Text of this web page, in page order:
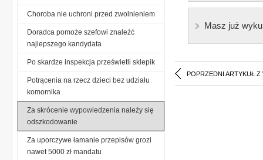
Masz już
POPRZEDNI ARTYKUŁ Z
Choroba nie uchroni przed zwolnieniem
Doradca pomoże szefowi znaleźć
najlepszego kandydata
Po skardze inspekcja prześwietli sklepik
Potrącenia na rzecz dzieci bez udziału
komornika
Za skrócenie wypowiedzenia należy się
odszkodowanie
Za uporczywe łamanie przepisów grozi
nawet 5000 zł mandatu